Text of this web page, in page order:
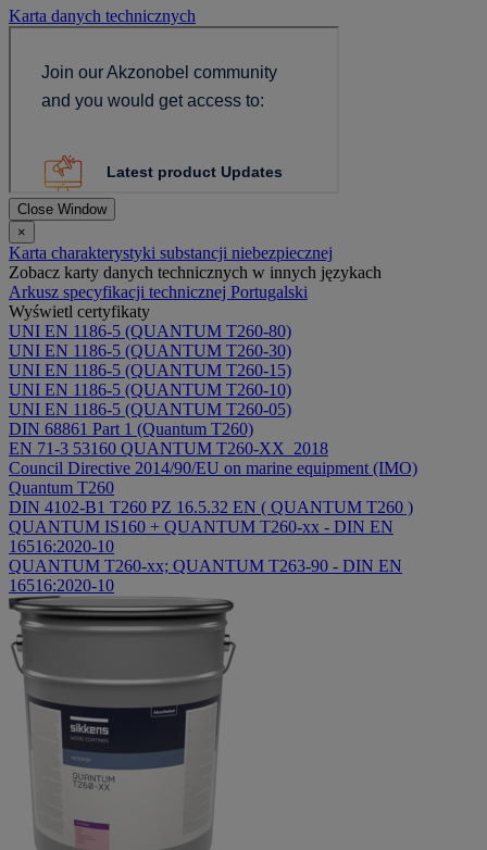
Karta danych technicznych
Close Window
×
Karta charakterystyki substancji niebezpiecznej
Zobacz karty danych technicznych w innych językach
Arkusz specyfikacji technicznej Portugalski
Wyświetl certyfikaty
UNI EN 1186-5 (QUANTUM T260-80)
UNI EN 1186-5 (QUANTUM T260-30)
UNI EN 1186-5 (QUANTUM T260-15)
UNI EN 1186-5 (QUANTUM T260-10)
UNI EN 1186-5 (QUANTUM T260-05)
DIN 68861 Part 1 (Quantum T260)
EN 71-3 53160 QUANTUM T260-XX_2018
Council Directive 2014/90/EU on marine equipment (IMO)
Quantum T260
DIN 4102-B1 T260 PZ 16.5.32 EN ( QUANTUM T260 )
QUANTUM IS160 + QUANTUM T260-xx - DIN EN
16516:2020-10
QUANTUM T260-xx; QUANTUM T263-90 - DIN EN
16516:2020-10